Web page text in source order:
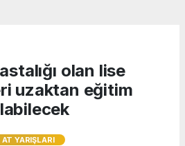
olan lise
uzaktan eğitim
AT YARIŞLARI